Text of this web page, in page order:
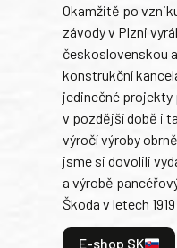
Okamžitě po
závody v Plzni
československou
konstrukční
jedinečné
v pozdější době i
výročí výroby
jsme si dovolili
a výrobě
Škoda v letech 1919
E-shop SK